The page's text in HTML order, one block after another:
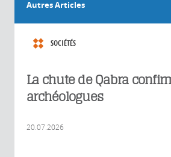
Autres Articles
SOCIÉTÉS
La chute de Qabra
archéologues
20.07.2026